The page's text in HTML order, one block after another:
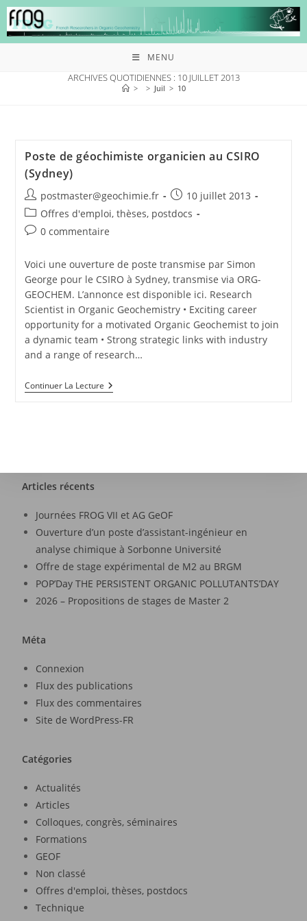
MENU
ARCHIVES QUOTIDIENNES : 10 JUILLET 2013
> > Juil > 10
Poste de géochimiste organicien au CSIRO
(Sydney)
postmaster@geochimie.fr
10 juillet 2013
Offres d'emploi, thèses, postdocs
0 commentaire
Voici une ouverture de poste transmise par Simon
George pour le CSIRO à Sydney, transmise via ORG-
GEOCHEM. L’annonce est disponible ici. Research
Scientist in Organic Geochemistry • Exciting career
opportunity for a motivated Organic Geochemist to join
a dynamic team • Strong strategic links with industry
and a range of research…
Continuer La Lecture
Articles récents
Journées FROG VII et AG GeOF
Ouverture d’un poste d’assistant-ingénieur en
analyse chimique à Sorbonne Université
Offre de stage expérimental de M2 au BRGM
POP’Day THE PERSISTENT ORGANIC POLLUTANTS’DAY
2026 – Propositions de stages de Master 2
Méta
Connexion
Flux des publications
Flux des commentaires
Site de WordPress-FR
Catégories
Actualités
Articles
Colloques, congrès, séminaires
Formations
GEOF
Non classé
Offres d'emploi, thèses, postdocs
Technique